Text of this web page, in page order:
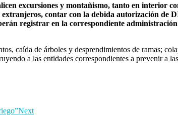
excursiones y montañismo, tanto en interior
contar con la debida autorización de
registrar en la correspondiente
caída de árboles y desprendimientos de ramas;
a las entidades correspondientes a prevenir a
Next